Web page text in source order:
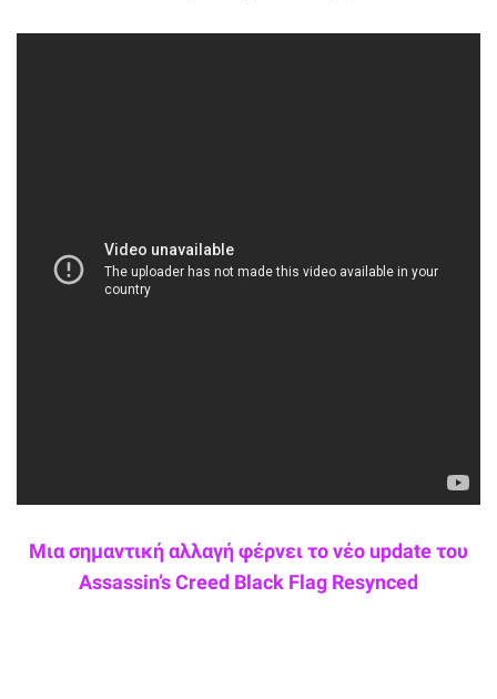
Μια σημαντική αλλαγή φέρνει το νέο update του
Assassin’s Creed Black Flag Resynced